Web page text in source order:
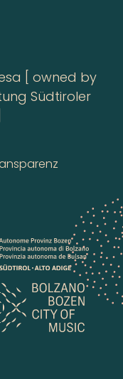
[ owned by
Südtiroler